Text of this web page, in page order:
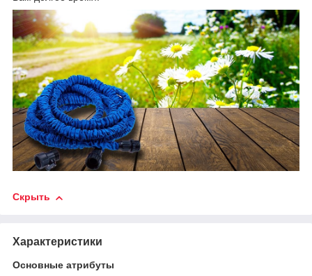
Скрыть
Характеристики
Основные атрибуты